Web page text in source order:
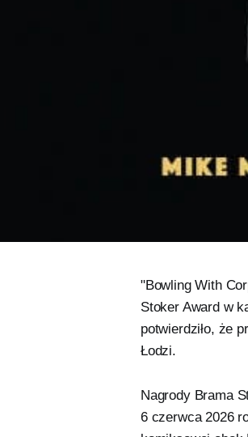
"Bowling With
Stoker Award w
potwierdziło, że
Łodzi.
Nagrody Brama
6 czerwca 2026